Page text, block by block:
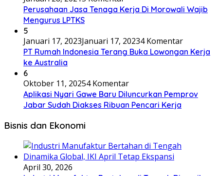
Perusahaan Jasa Tenaga Kerja Di Morowali Wajib
Mengurus LPTKS
5
Januari 17, 2023Januari 17, 20234 Komentar
PT Rumah Indonesia Terang Buka Lowongan Kerja
ke Australia
6
Oktober 11, 20254 Komentar
Aplikasi Nyari Gawe Baru Diluncurkan Pemprov
Jabar Sudah Diakses Ribuan Pencari Kerja
Bisnis dan Ekonomi
April 30, 2026